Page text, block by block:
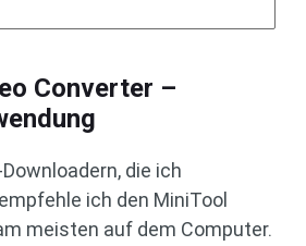
Converter –
die ich
ich den MiniTool
meisten auf dem Computer.